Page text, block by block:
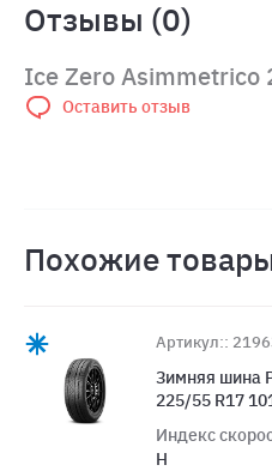
Отзывы (0)
Ice Zero Asimmetrico
Оставить отзыв
Похожие
Артикул::
Зимняя шина
225/55 R17
Индекс
H